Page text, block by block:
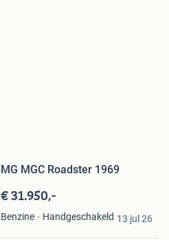
MG MGC Roadster 1969
€ 31.950,-
Benzine Handgeschakeld 13 jul 26